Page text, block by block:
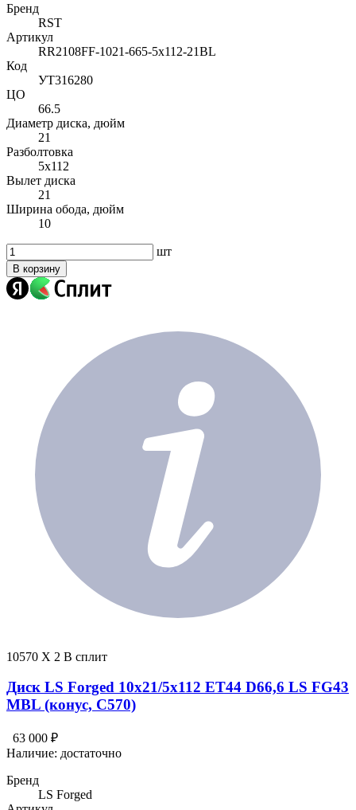
Бренд
RST
Артикул
RR2108FF-1021-665-5x112-21BL
Код
УТ316280
ЦО
66.5
Диаметр диска, дюйм
21
Разболтовка
5x112
Вылет диска
21
Ширина обода, дюйм
10
шт
В корзину
10570 X 2 В сплит
Диск LS Forged 10x21/5x112 ET44 D66,6 LS FG43
MBL (конус, C570)
63 000 ₽
Наличие: достаточно
Бренд
LS Forged